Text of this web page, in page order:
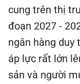
cung trên thị
đoạn 2027 -
ngân hàng duy
áp lực rất lớn
sản và người